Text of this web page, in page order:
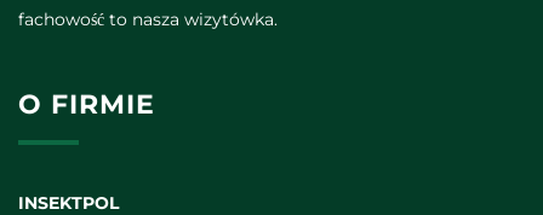
fachowość to nasza wizytówka.
O FIRMIE
INSEKTPOL